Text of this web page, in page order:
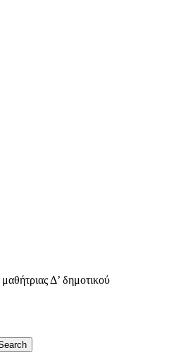
Δ’ δημοτικού